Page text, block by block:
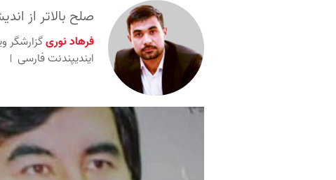
صلح بالاتر از
فرهاد نوریگزارشگر
ایندیپندنت فارسی